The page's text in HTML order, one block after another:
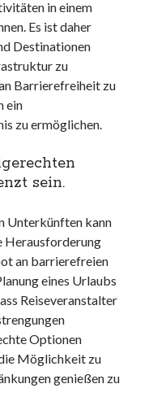
in einem
Es ist daher
Destinationen
zu
Barrierefreiheit zu
ein
zu ermöglichen.
sein.
Unterkünften kann
Herausforderung
an barrierefreien
eines Urlaubs
Reiseveranstalter
Optionen
Möglichkeit zu
genießen zu